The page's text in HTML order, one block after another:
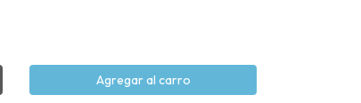
Agregar al carro